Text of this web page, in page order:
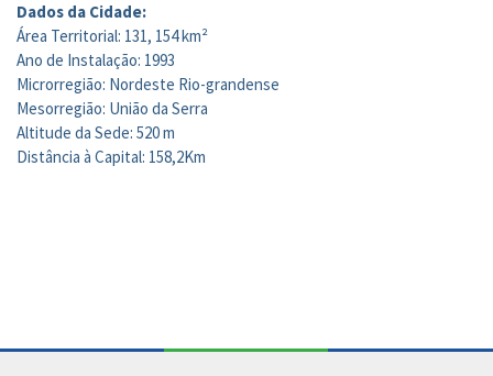
Dados da Cidade:
Área Territorial: 131, 154 km²
Ano de Instalação: 1993
Microrregião: Nordeste Rio-grandense
Mesorregião: União da Serra
Altitude da Sede: 520 m
Distância à Capital: 158,2Km